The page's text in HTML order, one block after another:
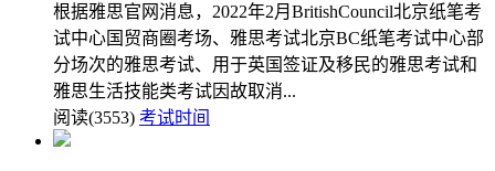
根据雅思官网消息，2022年2月BritishCouncil北京纸笔考
试中心国贸商圈考场、雅思考试北京BC纸笔考试中心部
分场次的雅思考试、用于英国签证及移民的雅思考试和
雅思生活技能类考试因故取消...
阅读(3553) 考试时间